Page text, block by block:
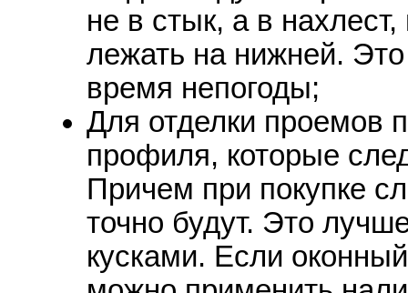
не в стык, а в
лежать на нижней.
время непогоды;
Для отделки проемов
профиля, которые
Причем при покупке
точно будут. Это
кусками. Если